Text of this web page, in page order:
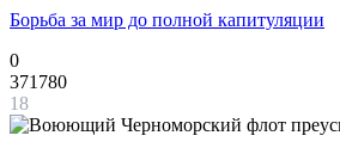
Борьба за мир до полной капитуляции
0
371780
18